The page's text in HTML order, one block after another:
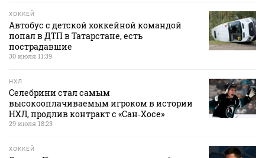
ХОККЕЙ
Автобус с детской хоккейной командой
попал в ДТП в Татарстане, есть
пострадавшие
30 июля 11:39
НХЛ
Селебрини стал самым
высокооплачиваемым игроком в истории
НХЛ, продлив контракт с «Сан‑Хосе»
29 июля 18:23
ХОККЕЙ